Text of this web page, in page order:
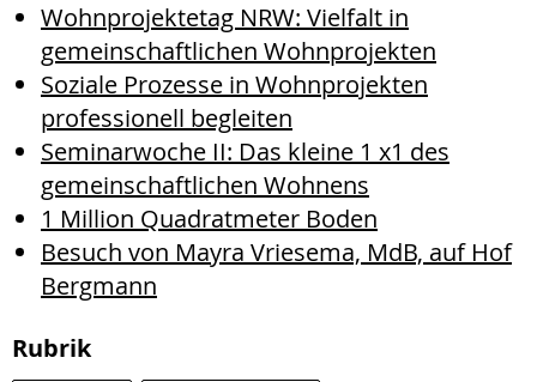
Wohnprojektetag NRW: Vielfalt in
gemeinschaftlichen Wohnprojekten
Soziale Prozesse in Wohnprojekten
professionell begleiten
Seminarwoche II: Das kleine 1 x1 des
gemeinschaftlichen Wohnens
1 Million Quadratmeter Boden
Besuch von Mayra Vriesema, MdB, auf Hof
Bergmann
Rubrik